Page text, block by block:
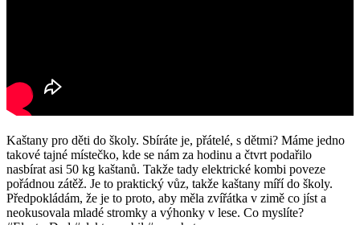
Kaštany pro děti do školy. Sbíráte je, přátelé, s dětmi? Máme jedno
takové tajné místečko, kde se nám za hodinu a čtvrt podařilo
nasbírat asi 50 kg kaštanů. Takže tady elektrické kombi poveze
pořádnou zátěž. Je to praktický vůz, takže kaštany míří do školy.
Předpokládám, že je to proto, aby měla zvířátka v zimě co jíst a
neokusovala mladé stromky a výhonky v lese. Co myslíte?